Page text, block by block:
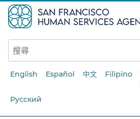
至
主
要
English Español 中文 Filipino
Русский